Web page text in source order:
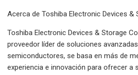
Acerca de Toshiba Electronic Devices &
Toshiba Electronic Devices & Storage
proveedor líder de soluciones
semiconductores, se basa en más de
experiencia e innovación para ofrecer a